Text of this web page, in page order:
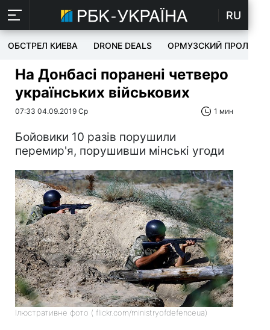
RU
ОБСТРЕЛ КИЕВА DRONE DEALS ОРМУЗСКИЙ ПРОЛИВ
На Донбасі поранені четверо
українських військових
07:33 04.09.2019 Ср 1 мин
Бойовики 10 разів порушили
перемир'я, порушивши мінські угоди
Ілюстративне фото ( flickr.com/ministryofdefenceua)